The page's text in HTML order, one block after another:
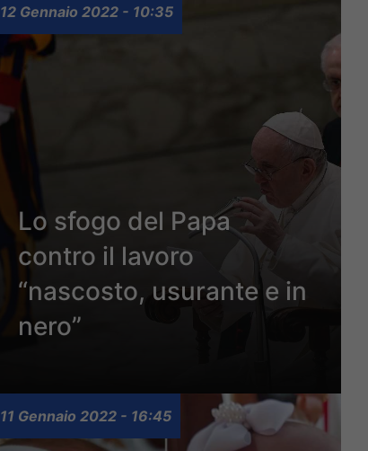
12 Gennaio 2022 - 10:35
Lo sfogo del Papa
contro il lavoro
“nascosto, usurante e in
nero”
11 Gennaio 2022 - 16:45